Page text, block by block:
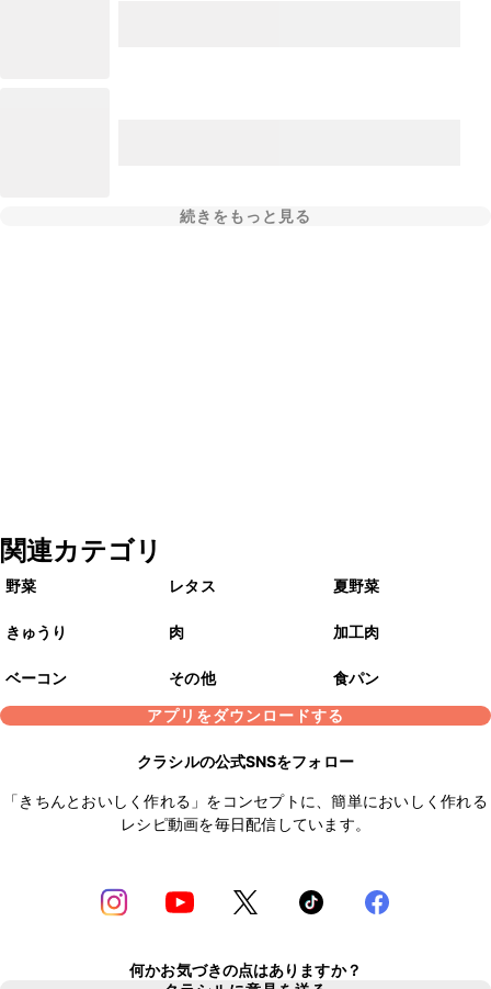
続きをもっと見る
関連カテゴリ
野菜 レタス 夏野菜
きゅうり 肉 加工肉
ベーコン その他
食パン
アプリをダウンロードする
クラシルの公式SNSをフォロー
「きちんとおいしく作れる」をコンセプトに、簡単においしく作れる
レシピ動画を毎日配信しています。
何かお気づきの点はありますか？